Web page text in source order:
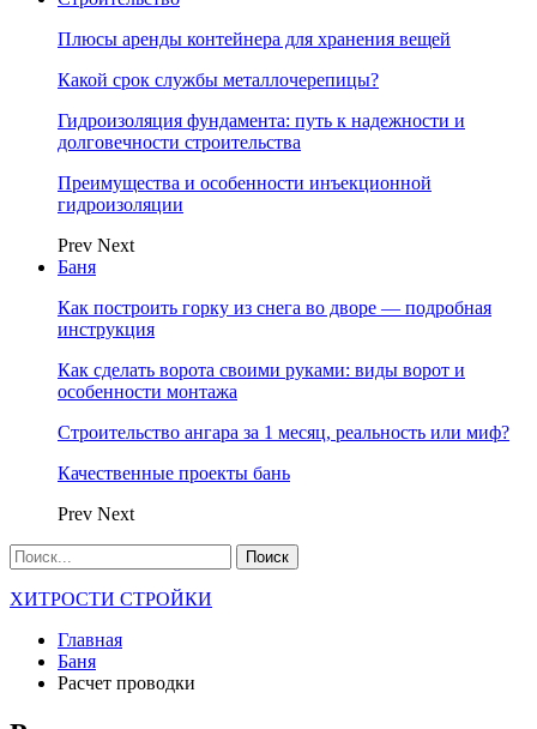
Плюсы аренды контейнера для хранения вещей
Какой срок службы металлочерепицы?
Гидроизоляция фундамента: путь к надежности и
долговечности строительства
Преимущества и особенности инъекционной
гидроизоляции
Prev Next
Баня
Как построить горку из снега во дворе — подробная
инструкция
Как сделать ворота своими руками: виды ворот и
особенности монтажа
Строительство ангара за 1 месяц, реальность или миф?
Качественные проекты бань
Prev Next
ХИТРОСТИ СТРОЙКИ
Главная
Баня
Расчет проводки